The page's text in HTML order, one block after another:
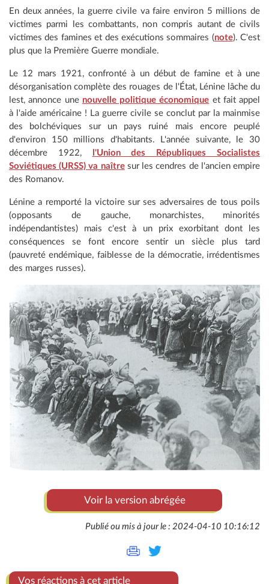
En deux années, la guerre civile va faire environ 5 millions de
victimes parmi les combattants, non compris autant de civils
victimes des famines et des exécutions sommaires (note). C'est
plus que la Première Guerre mondiale.
Le 12 mars 1921, confronté à un début de famine et à une
désorganisation complète des rouages de l'État, Lénine lâche du
lest, annonce une nouvelle politique économique et fait appel
à l'aide américaine ! La guerre civile se conclut par la mainmise
des bolchéviques sur un pays ruiné mais encore peuplé
d'environ 150 millions d'habitants. L'année suivante, le 30
décembre 1922,
l'Union des Républiques Socialistes
Soviétiques (URSS) va naîtresur les cendres de l'ancien empire
des Romanov.
Lénine a remporté la victoire sur ses adversaires de tous poils
(opposants de gauche, monarchistes, minorités
indépendantistes) mais c'est à un prix exorbitant dont les
conséquences se font encore sentir un siècle plus tard
(pauvreté endémique, faiblesse de la démocratie, irrédentismes
des marges russes).
Voir la version abrégée
Publié ou mis à jour le : 2024-04-10 10:16:12
Vos réactions à cet article